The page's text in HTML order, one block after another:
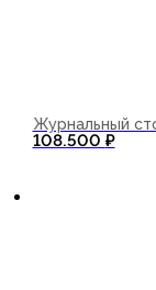
Журнальный
108.500 ₽